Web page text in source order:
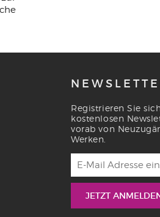
Registrieren Sie
kostenlosen
vorab von
Werken.